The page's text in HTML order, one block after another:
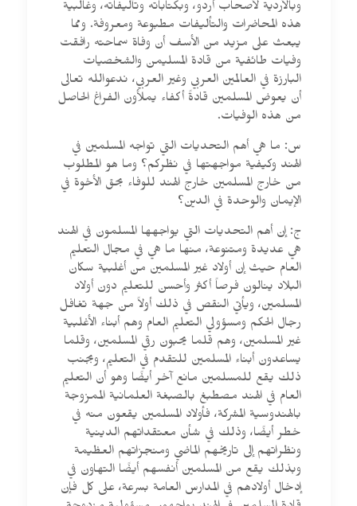
وبالأردية لأصحاب أردو، وبكتاباته وتأليفاته، وغالبية
هذه المحاضرات والتأليفات مطبوعة ومعروفة. ومما
يبعث على مزيد من الأسف أن وفاة سماحته رافقت
وفيات طائفية من قادة المسليمن والشخصيات
البارزة في العالمين العربي وغير العربي، ندعوالله تعالى
أن يعوض المسلمين قادةً أكفاء يملأون الفراغ الحاصل
من هذه الوفيات.
س: ما هي أهم التحديات التي تواجه المسلمين في
الهند وكيفية مواجهتها في نظركم؟ وما هو المطلوب
من خارج المسلمين خارج الهند للوفاء بحق الأخوة في
الإيمان والوحدة في الدين؟
ج: إن أهم التحديات التي يواجهها المسلمون في الهند
هي عديدة ومتنوعة، منها ما هي في مجال التعليم
العام حيث إن أولاد غير المسلمين من أغلبية سكان
البلاد ينالون فرصاً أكثر وأحسن للتعليم دون أولاد
المسلمين، ويأتي النقص في ذلك أولاً من جهة تغافل
رجال الحكم ومسؤولي التعليم العام وهم أبناء الأغلبية
غير المسلمين، وهم قلما يحبون رقي المسلمين، وقلما
يساعدون أبناء المسلمين للتقدم في التعليم، وبجنب
ذلك يقع للمسلمين مانع آخر أيضًا وهو أن التعليم
العام في الهند مصطبغ بالصبغة العلمانية الممزوجة
بالهندوسية المشركة، فأولاد المسلمين يقعون منه في
خطر أيضًا، وذلك في شأن معتقداتهم الدينية
ونظراتهم إلى تاريخهم الماضي ومنجزاتهم العظيمة
وبذلك يقع من المسلمين أنفسهم أيضًا التهاون في
إدخال أولادهم في المدارس العامة بسرعة، على كل فإن